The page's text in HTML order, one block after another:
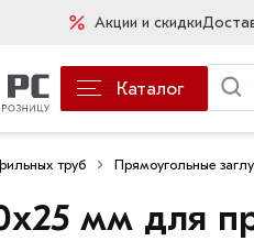
Акции и скидки
Каталог
труб Прямоугольные
мм для